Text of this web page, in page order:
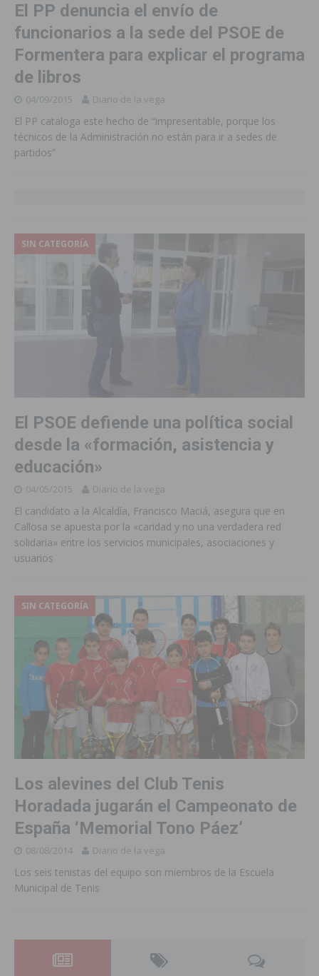
El PP denuncia el envío de
funcionarios a la sede del PSOE de
Formentera para explicar el programa
de libros
04/09/2015 Diario de la vega
El PP cataloga este hecho de “impresentable, porque los
técnicos de la Administración no están para ir a sedes de
partidos”
SIN CATEGORÍA
El PSOE defiende una política social
desde la «formación, asistencia y
educación»
04/05/2015 Diario de la vega
El candidato a la Alcaldía, Francisco Maciá, asegura que en
Callosa se apuesta por la «caridad y no una verdadera red
solidaria» entre los servicios municipales, asociaciones y
usuarios
SIN CATEGORÍA
Los alevines del Club Tenis
Horadada jugarán el Campeonato de
España ‘Memorial Tono Páez’
08/08/2014 Diario de la vega
Los seis tenistas del equipo son miembros de la Escuela
Municipal de Tenis